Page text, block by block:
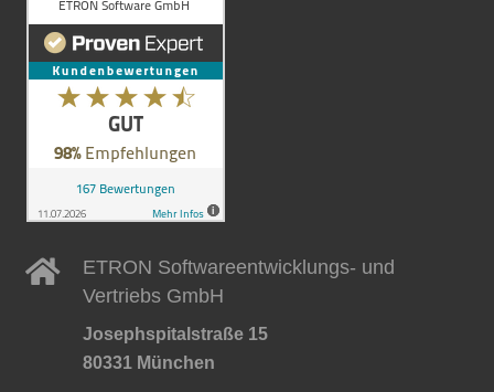
ETRON Softwareentwicklungs- und
Vertriebs GmbH
Josephspitalstraße 15
80331 München